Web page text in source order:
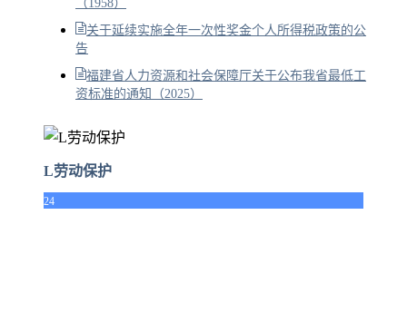
（1958）
关于延续实施全年一次性奖金个人所得税政策的公
告
福建省人力资源和社会保障厅关于公布我省最低工
资标准的通知（2025）
L劳动保护
24